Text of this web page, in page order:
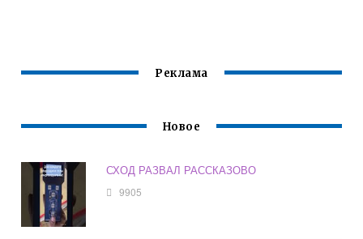
Реклама
Новое
СХОД РАЗВАЛ РАССКАЗОВО
9905